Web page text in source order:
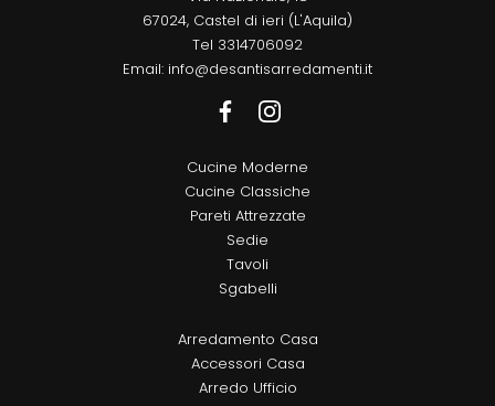
67024, Castel di ieri (L'Aquila)
Tel 3314706092
Email: info@desantisarredamenti.it
Cucine Moderne
Cucine Classiche
Pareti Attrezzate
Sedie
Tavoli
Sgabelli
Arredamento Casa
Accessori Casa
Arredo Ufficio